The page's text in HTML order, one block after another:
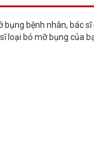
bụng bệnh nhân, bác
loại bỏ mỡ bụng của